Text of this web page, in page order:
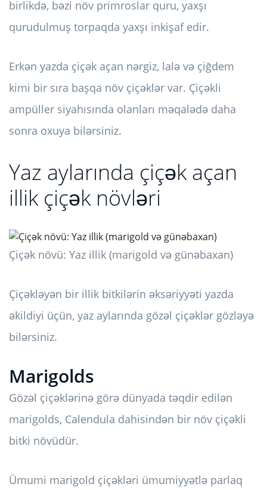
birlikdə, bəzi növ primroslar quru, yaxşı
qurudulmuş torpaqda yaxşı inkişaf edir.
Erkən yazda çiçək açan nərgiz, lalə və çiğdem
kimi bir sıra başqa növ çiçəklər var. Çiçəkli
ampüller siyahısında olanları məqalədə daha
sonra oxuya bilərsiniz.
Yaz aylarında çiçək açan
illik çiçək növləri
Çiçək növü: Yaz illik (marigold və günəbaxan)
Çiçəkləyən bir illik bitkilərin əksəriyyəti yazda
əkildiyi üçün, yaz aylarında gözəl çiçəklər gözləyə
bilərsiniz.
Marigolds
Gözəl çiçəklərinə görə dünyada təqdir edilən
marigolds, Calendula dahisindən bir növ çiçəkli
bitki növüdür.
Ümumi marigold çiçəkləri ümumiyyətlə parlaq